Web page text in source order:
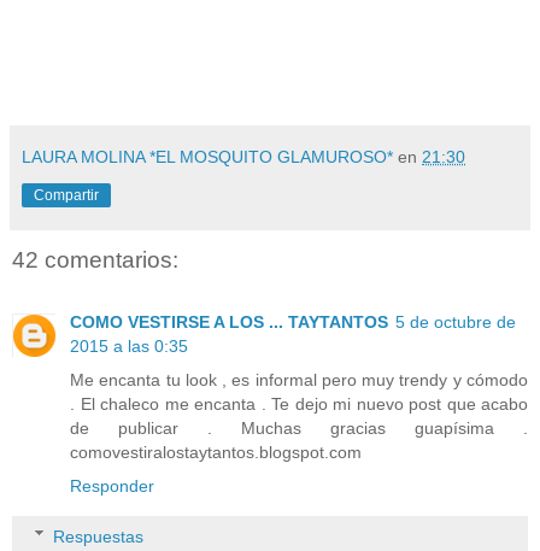
LAURA MOLINA *EL MOSQUITO GLAMUROSO* en 21:30
Compartir
42 comentarios:
COMO VESTIRSE A LOS ... TAYTANTOS 5 de octubre de
2015 a las 0:35
Me encanta tu look , es informal pero muy trendy y cómodo
. El chaleco me encanta . Te dejo mi nuevo post que acabo
de publicar . Muchas gracias guapísima .
comovestiralostaytantos.blogspot.com
Responder
Respuestas